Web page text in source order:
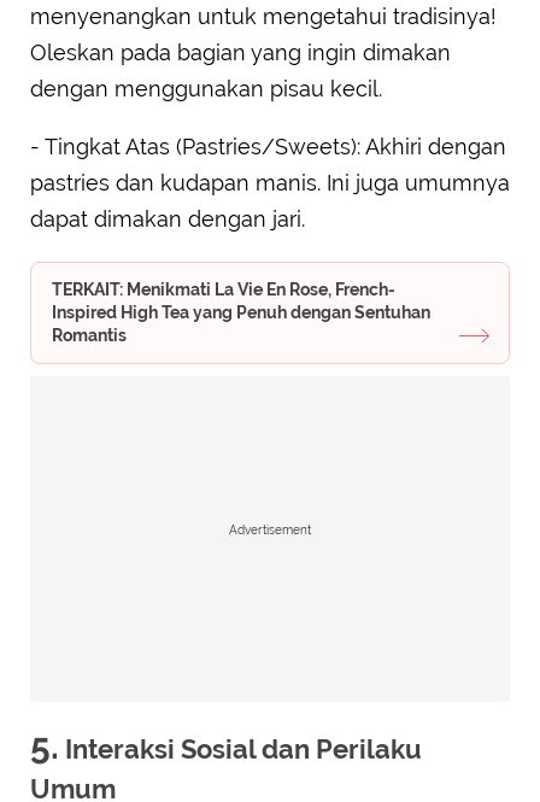
menyenangkan untuk mengetahui tradisinya!
Oleskan pada bagian yang ingin dimakan
dengan menggunakan pisau kecil.
- Tingkat Atas (Pastries/Sweets): Akhiri dengan
pastries dan kudapan manis. Ini juga umumnya
dapat dimakan dengan jari.
TERKAIT: Menikmati La Vie En Rose, French-
Inspired High Tea yang Penuh dengan Sentuhan
Romantis
Advertisement
5. Interaksi Sosial dan Perilaku
Umum